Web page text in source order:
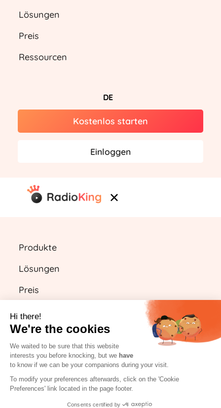
Lösungen
Preis
Ressourcen
DE
Kostenlos starten
Einloggen
Produkte
Lösungen
Preis
Ressourcen
DE
Kostenlos starten
Einloggen
Hi there!
We're the cookies
We waited to be sure that this website
interests you before knocking, but we have
to know if we can be your companions during your visit.
To modify your preferences afterwards, click on the 'Cookie
Preferences' link located in the page footer.
Consents certified by